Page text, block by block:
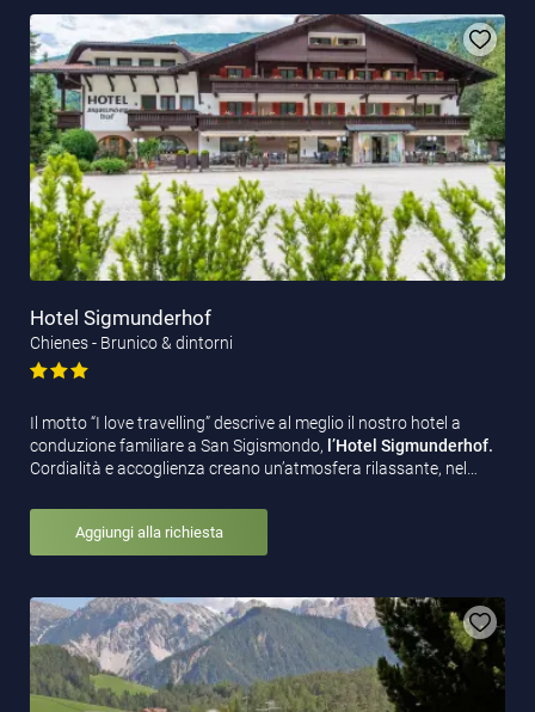
Hotel Sigmunderhof
Chienes - Brunico & dintorni
Il motto “I love travelling” descrive al meglio il nostro hotel a
conduzione familiare a San Sigismondo, l’Hotel Sigmunderhof.
Cordialità e accoglienza creano un’atmosfera rilassante, nel…
Aggiungi alla richiesta